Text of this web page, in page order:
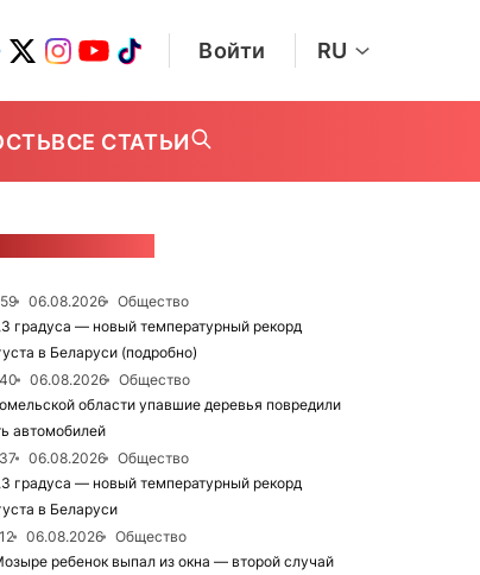
Войти RU
ВСЕ СТАТЬИ
06.08.2026
Общество
градуса — новый температурный рекорд
в Беларуси (подробно)
06.08.2026
Общество
области упавшие деревья повредили
автомобилей
06.08.2026
Общество
градуса — новый температурный рекорд
в Беларуси
06.08.2026
Общество
ребенок выпал из окна — второй случай